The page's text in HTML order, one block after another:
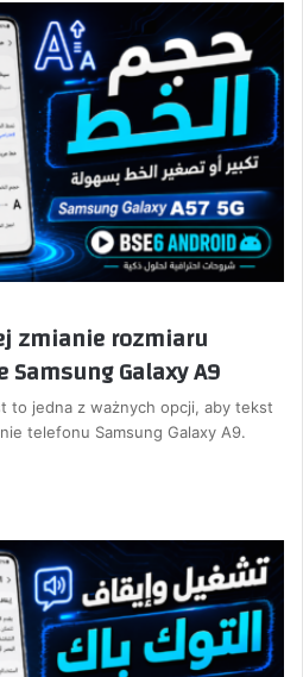
zmianie rozmiaru
Galaxy A9
to jedna z ważnych opcji, aby tekst
telefonu Samsung Galaxy A9.